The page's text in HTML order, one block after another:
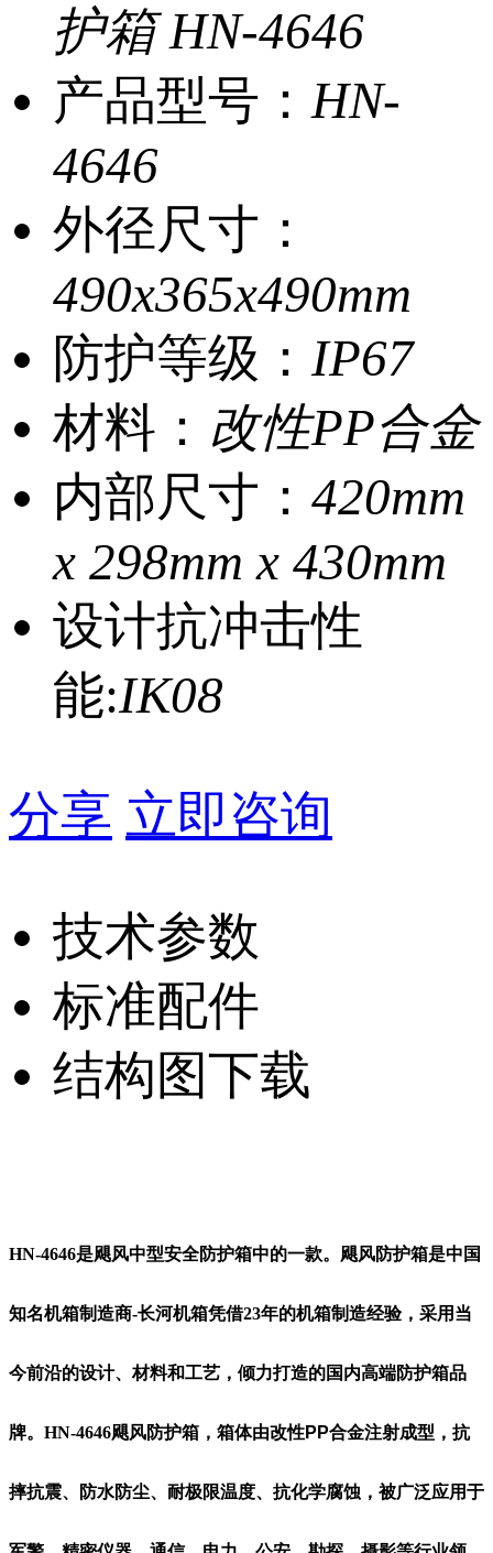
护箱 HN-4646
产品型号： HN-
4646
外径尺寸：
490x365x490mm
防护等级： IP67
材料： 改性PP合金
内部尺寸： 420mm
x 298mm x 430mm
设计抗冲击性
能:IK08
分享 立即咨询
技术参数
标准配件
结构图下载
HN-4646是飓风中型安全防护箱中的一款。飓风防护箱是中国
知名机箱制造商-长河机箱凭借23年的机箱制造经验，采用当
今前沿的设计、材料和工艺，倾力打造的国内高端防护箱品
牌。HN-4646飓风防护箱， 箱体由改性PP合金注射成型 ，抗
摔抗震、防水防尘、耐极限温度、抗化学腐蚀，被广泛应用于